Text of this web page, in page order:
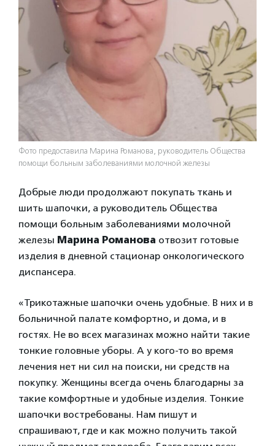
Фото предоставила Марина Романова, руководитель Общества
помощи больным заболеваниями молочной железы
Добрые люди продолжают покупать ткань и
шить шапочки, а руководитель Общества
помощи больным заболеваниями молочной
железы Марина Романова отвозит готовые
изделия в дневной стационар онкологического
диспансера.
«Трикотажные шапочки очень удобные. В них и в
больничной палате комфортно, и дома, и в
гостях. Не во всех магазинах можно найти такие
тонкие головные уборы. А у кого-то во время
лечения нет ни сил на поиски, ни средств на
покупку. Женщины всегда очень благодарны за
такие комфортные и удобные изделия. Тонкие
шапочки востребованы. Нам пишут и
спрашивают, где и как можно получить такой